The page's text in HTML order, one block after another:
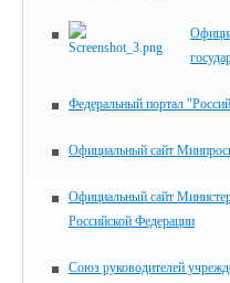
Федеральный портал
Официальный сайт
Официальный сайт
Российской Федерации
Союз руководителей